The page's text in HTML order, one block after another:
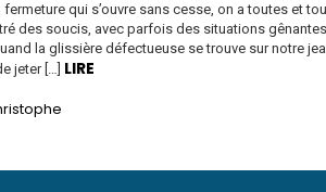
fermeture qui s’ouvre sans cesse, on a toutes et
des soucis, avec parfois des situations
la glissière défectueuse se trouve sur notre
jeter […] LIRE